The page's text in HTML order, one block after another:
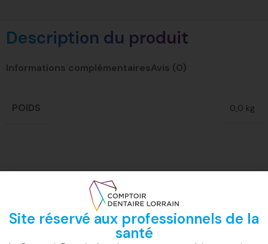
Description du produit
Informations complémentairesAvis (0)
POIDS 0,0 kg
Paiement
Support en
Site réservé aux professionnels de la
santé